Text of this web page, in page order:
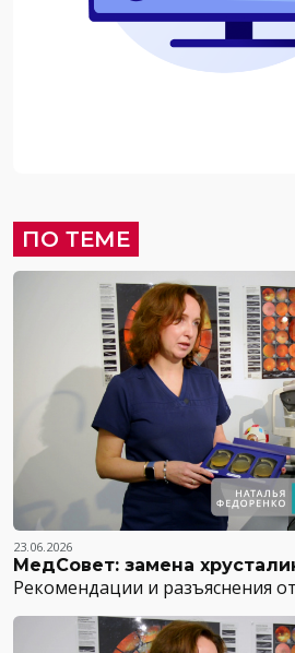
ПО ТЕМЕ
23.06.2026
МедСовет: замена
Рекомендации и разъяснения